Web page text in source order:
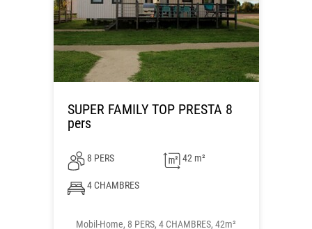
SUPER FAMILY TOP PRESTA 8
pers
8 PERS 42 m²
4 CHAMBRES
Mobil-Home, 8 PERS, 4 CHAMBRES, 42m²